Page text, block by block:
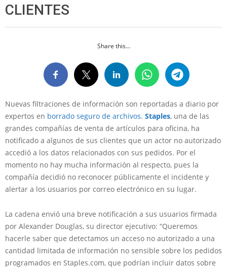
CLIENTES
Share this...
Nuevas filtraciones de información son reportadas a diario por
expertos en borrado seguro de archivos. Staples, una de las
grandes compañías de venta de artículos para oficina, ha
notificado a algunos de sus clientes que un actor no autorizado
accedió a los datos relacionados con sus pedidos. Por el
momento no hay mucha información al respecto, pues la
compañía decidió no reconocer públicamente el incidente y
alertar a los usuarios por correo electrónico en su lugar.
La cadena envió una breve notificación a sus usuarios firmada
por Alexander Douglas, su director ejecutivo: “Queremos
hacerle saber que detectamos un acceso no autorizado a una
cantidad limitada de información no sensible sobre los pedidos
programados en Staples.com, que podrían incluir datos sobre